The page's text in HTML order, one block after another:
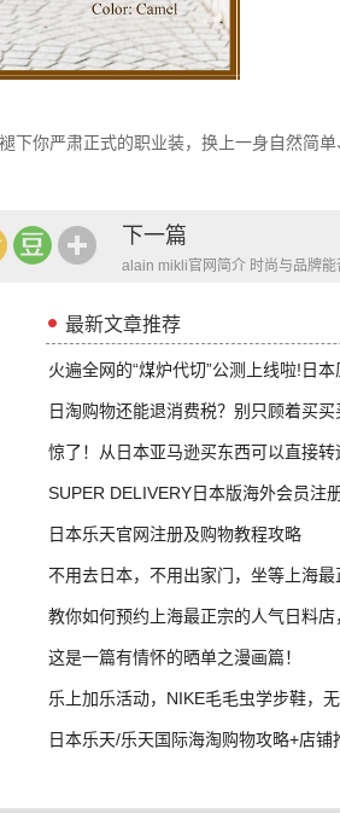
下你严肃正式的职业装，换上一身自然简
下一篇
alain mikli官网简介 时尚与品牌能
最新文章推荐
火遍全网的“煤炉代切”公测上线啦!日本
日淘购物还能退消费税？别只顾着买买
退这
惊了！从日本亚马逊买东西可以直接转
内，学
SUPER DELIVERY日本版海外会员注
日本乐天官网注册及购物教程攻略
不用去日本，不用出家门，坐等上海最
本料
教你如何预约上海最正宗的人气日料店
得3
这是一篇有情怀的晒单之漫画篇！
乐上加乐活动，NIKE毛毛虫学步鞋，
哦
日本乐天/乐天国际海淘购物攻略+店